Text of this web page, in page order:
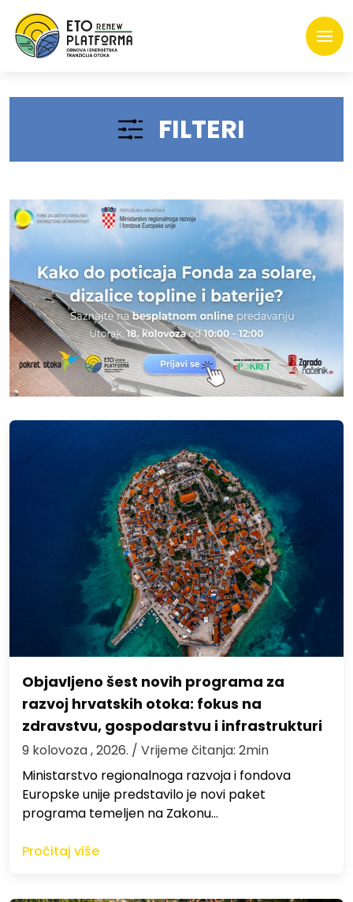
FILTERI
Objavljeno šest novih programa za
razvoj hrvatskih otoka: fokus na
zdravstvu, gospodarstvu i infrastrukturi
9 kolovoza , 2026. / Vrijeme čitanja: 2min
Ministarstvo regionalnoga razvoja i fondova
Europske unije predstavilo je novi paket
programa temeljen na Zakonu…
Pročitaj više